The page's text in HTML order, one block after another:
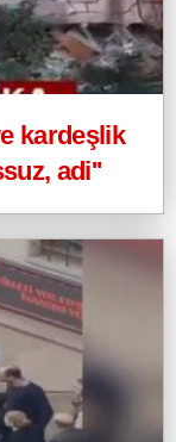
kardeşlik
adi''